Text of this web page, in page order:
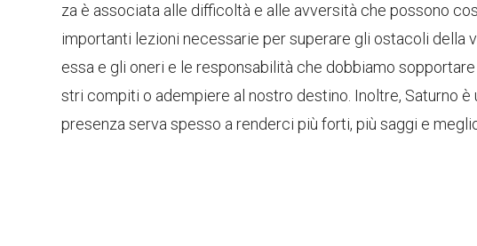
za è associata alle difficoltà e alle avversità che possono
importanti lezioni necessarie per superare gli ostacoli della
essa e gli oneri e le responsabilità che dobbiamo
stri compiti o adempiere al nostro destino. Inoltre, Saturno è
presenza serva spesso a renderci più forti, più saggi e